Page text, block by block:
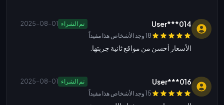
User***014 تم الشراء 2025-08-01
18 وجد الأشخاص هذا مفيداً
الأسعار أحسن من مواقع ثانية جربتها.
User***016 تم الشراء 2025-08-01
15 وجد الأشخاص هذا مفيداً